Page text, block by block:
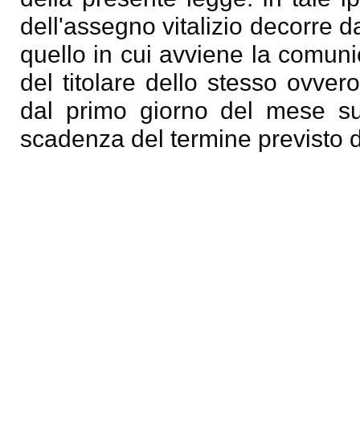
dell'assegno vitalizio decorre
quello in cui avviene la
del titolare dello stesso
dal primo giorno del mese
scadenza del termine previsto